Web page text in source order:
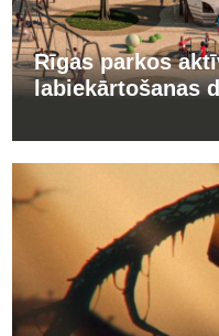
Rīgas parkos
labiekārtošanas